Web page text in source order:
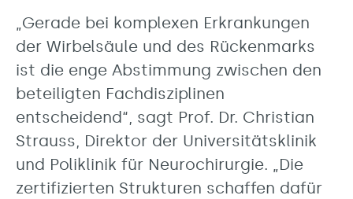
„Gerade bei komplexen Erkrankungen
der Wirbelsäule und des Rückenmarks
ist die enge Abstimmung zwischen den
beteiligten Fachdisziplinen
entscheidend“, sagt Prof. Dr. Christian
Strauss, Direktor der Universitätsklinik
und Poliklinik für Neurochirurgie. „Die
zertifizierten Strukturen schaffen dafür